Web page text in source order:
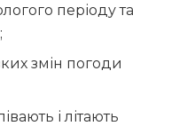
періоду та
змін погоди
і літають